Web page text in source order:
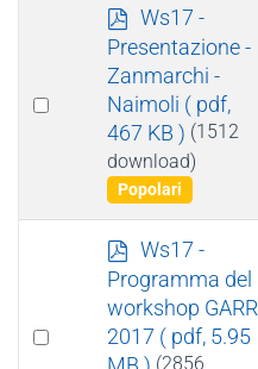
Select
p
d
f
Ws17 -
Presentazione -
Zanmarchi -
Naimoli ( pdf,
467 KB ) (1512
download)
Popolari
Select
p
d
f
Ws17 -
Programma del
workshop GARR
2017 ( pdf, 5.95
(2856